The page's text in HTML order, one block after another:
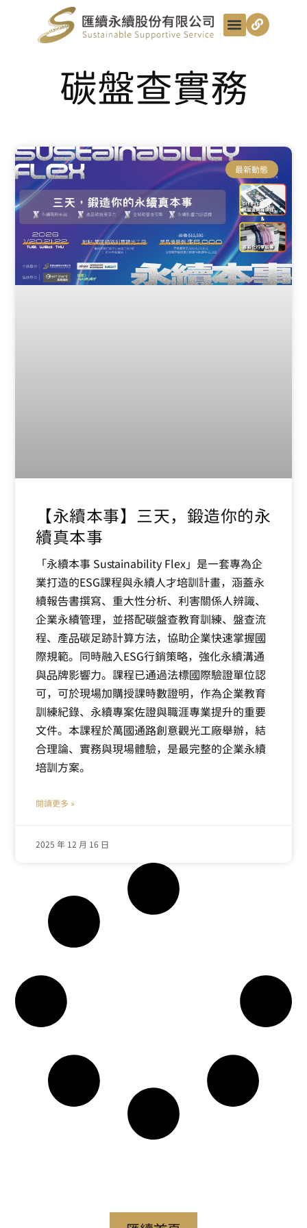
碳盤查實務
最新動態
【永續本事】三天，鍛造你的永
續真本事
「永續本事 Sustainability Flex」是一套專為企
業打造的ESG課程與永續人才培訓計畫，涵蓋永
續報告書撰寫、重大性分析、利害關係人辨識、
企業永續管理，並搭配碳盤查教育訓練、盤查流
程、產品碳足跡計算方法，協助企業快速掌握國
際規範。同時融入ESG行銷策略，強化永續溝通
與品牌影響力。課程已通過法標國際驗證單位認
可，可於現場加購授課時數證明，作為企業教育
訓練紀錄、永續專案佐證與職涯專業提升的重要
文件。本課程於萬國通路創意觀光工廠舉辦，結
合理論、實務與現場體驗，是最完整的企業永續
培訓方案。
閱讀更多 »
2025 年 12 月 16 日